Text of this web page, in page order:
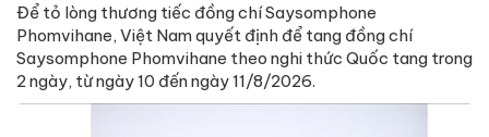
Để tỏ lòng thương tiếc đồng chí Saysomphone
Phomvihane, Việt Nam quyết định để tang đồng chí
Saysomphone Phomvihane theo nghi thức Quốc tang trong
2 ngày, từ ngày 10 đến ngày 11/8/2026.